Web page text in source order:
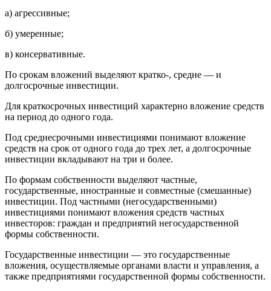
а) агрессивные;
б) умеренные;
в) консервативные.
По срокам вложений выделяют кратко-, средне — и
долгосрочные инвестиции.
Для краткосрочных инвестиций характерно вложение средств
на период до одного года.
Под среднесрочными инвестициями понимают вложение
средств на срок от одного года до трех лет, а долгосрочные
инвестиции вкладывают на три и более.
По формам собственности выделяют частные,
государственные, иностранные и совместные (смешанные)
инвестиции. Под частными (негосударственными)
инвестициями понимают вложения средств частных
инвесторов: граждан и предприятий негосударственной
формы собственности.
Государственные инвестиции — это государственные
вложения, осуществляемые органами власти и управления, а
также предприятиями государственной формы собственности.